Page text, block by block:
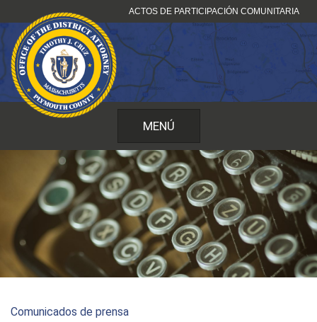
al
contenido
ACTOS DE PARTICIPACIÓN COMUNITARIA
MENÚ
Comunicados de prensa